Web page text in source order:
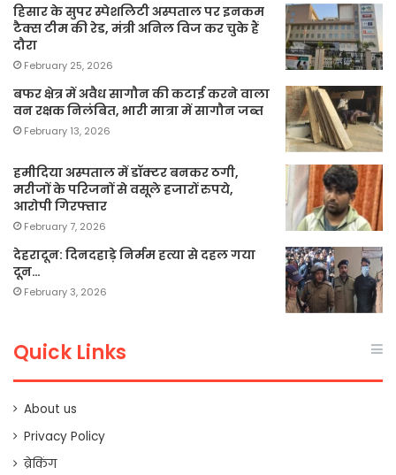
हिसार के सुपर स्पेशलिटी अस्पताल पर इनकम
टैक्स टीम की रेड, मंत्री अनिल विज कर चुके हैं
दौरा
February 25, 2026
बफर क्षेत्र में अवैध सागौन की कटाई करने वाला
वन रक्षक निलंबित, भारी मात्रा में सागौन जब्त
February 13, 2026
हमीदिया अस्पताल में डॉक्टर बनकर ठगी,
मरीजों के परिजनों से वसूले हजारों रुपये,
आरोपी गिरफ्तार
February 7, 2026
देहरादून: दिनदहाड़े निर्मम हत्या से दहल गया
दून…
February 3, 2026
Quick Links
About us
Privacy Policy
ब्रेकिंग